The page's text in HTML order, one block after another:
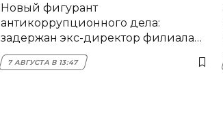
Новый фигурант
антикоррупционного дела:
задержан экс-директор филиала
НЭСК Крымска
7 АВГУСТА В 13:47